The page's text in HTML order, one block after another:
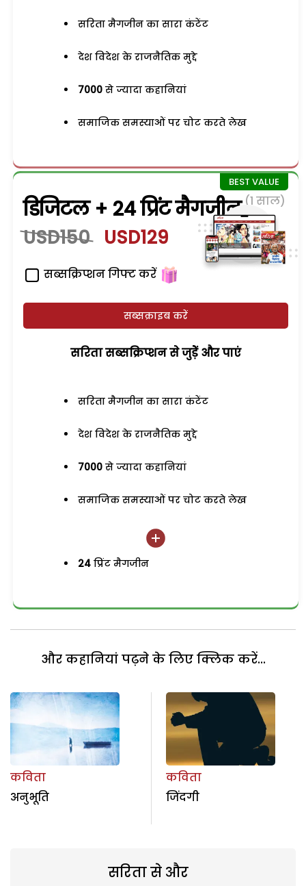
सरिता मैगजीन का सारा कंटेंट
देश विदेश के राजनैतिक मुद्दे
7000 से ज्यादा कहानियां
समाजिक समस्याओं पर चोट करते लेख
डिजिटल + 24 प्रिंट मैगजीन (1 साल)
USD150 USD129
सब्सक्रिप्शन गिफ्ट करें
सब्सक्राइब करें
सरिता सब्सक्रिप्शन से जुड़ेें और पाएं
सरिता मैगजीन का सारा कंटेंट
देश विदेश के राजनैतिक मुद्दे
7000 से ज्यादा कहानियां
समाजिक समस्याओं पर चोट करते लेख
24 प्रिंट मैगजीन
और कहानियां पढ़ने के लिए क्लिक करें...
कविता
अनुभूति
कविता
जिंदगी
सरिता से और